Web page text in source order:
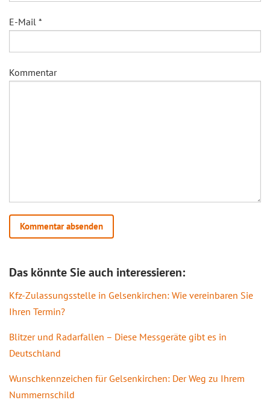
E-Mail *
Kommentar
Das könnte Sie auch interessieren:
Kfz-Zulassungsstelle in Gelsenkirchen: Wie vereinbaren Sie
Ihren Termin?
Blitzer und Radarfallen – Diese Messgeräte gibt es in
Deutschland
Wunschkennzeichen für Gelsenkirchen: Der Weg zu Ihrem
Nummernschild